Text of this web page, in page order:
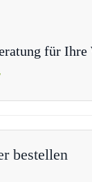
für Ihre
bestellen